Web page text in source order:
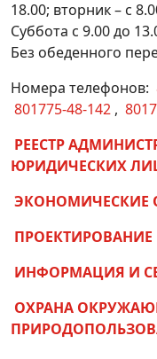
18.00; вторник – с
Суббота с 9.00 до
Без обеденного
Номера телефонов:
801775-48-142 ,
РЕЕСТР
ЮРИДИЧЕСКИХ
ЭКОНОМИЧЕСКИЕ
ПРОЕКТИРОВАНИЕ
ИНФОРМАЦИЯ И
ОХРАНА
размещение
Получение
Исключение
бытового